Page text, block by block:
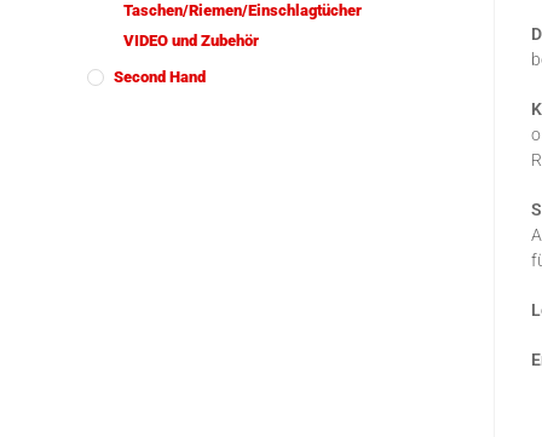
Taschen/Riemen/Einschlagtücher
VIDEO und Zubehör
Second Hand